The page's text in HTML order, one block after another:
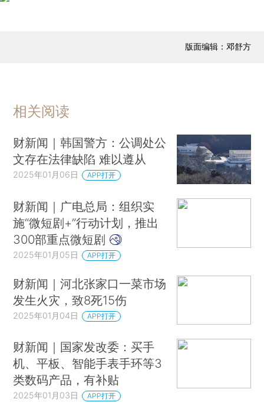
版面编辑：邓舒方
相关阅读
财新闻｜韩国警方：公调处公
文存在法律缺陷 难以遵从
2025年01月06日 APP打开
财新闻｜广电总局：组织实
施“微短剧+”行动计划，推出
300部重点微短剧
2025年01月05日 APP打开
财新闻｜河北张家口一菜市场
发生火灾，致8死15伤
2025年01月04日 APP打开
财新闻｜国家发改委：买手
机、平板、智能手表手环等3
类数码产品，有补贴
2025年01月03日 APP打开